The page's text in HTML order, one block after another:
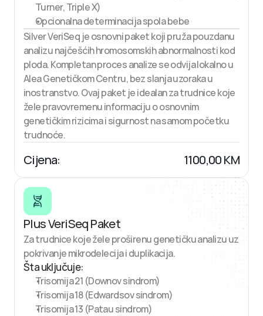
Turner, Triple X)
Opcionalna determinacija spola bebe
Silver VeriSeq je osnovni paket koji pruža pouzdanu
analizu najčešćih hromosomskih abnormalnosti kod
ploda. Kompletan proces analize se odvija lokalno u
Alea Genetičkom Centru, bez slanja uzoraka u
inostranstvo. Ovaj paket je idealan za trudnice koje
žele pravovremenu informaciju o osnovnim
genetičkim rizicima i sigurnost na samom početku
trudnoće.
Cijena: 1100,00 KM
Plus VeriSeq Paket
Za trudnice koje žele proširenu genetičku analizu uz
pokrivanje mikrodelecija i duplikacija.
Šta uključuje:
Trisomija 21 (Downov sindrom)
Trisomija 18 (Edwardsov sindrom)
Trisomija 13 (Patau sindrom)